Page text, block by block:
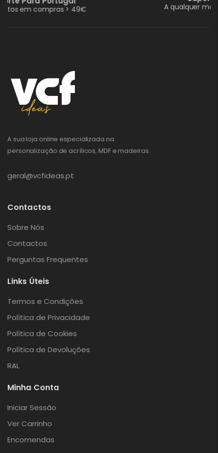
A qualquer momento pode pedir ajuda
A sua loja online especializada na
personalização de acrílicos, MDF e madeiras.
geral@vcfideas.pt
Contactos
Sobre Nós
Contactos
Perguntas Frequentes
Links Úteis
Termos e Condições
Política de Privacidade
Política de Cookies
Política de Devoluções
RAL
Minha Conta
Iniciar Sessão
Ver Carrinho
Encomendas